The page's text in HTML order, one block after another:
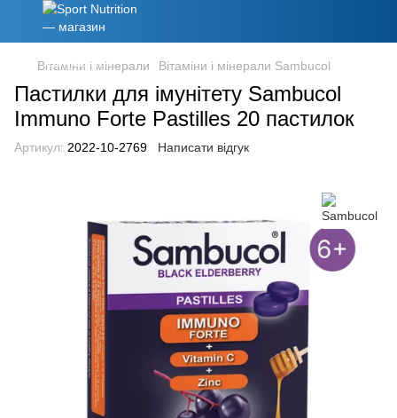
Вітаміни і мінерали Вітаміни і мінерали Sambucol
Пастилки для імунітету Sambucol
Immuno Forte Pastilles 20 пастилок
Артикул: 2022-10-2769 Написати відгук